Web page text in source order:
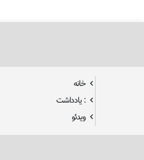
خانه
: یادداشت
ویدئو